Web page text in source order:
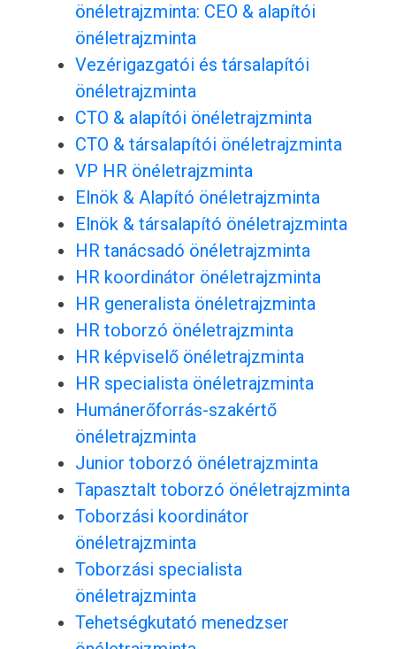
önéletrajzminta: CEO & alapítói
önéletrajzminta
Vezérigazgatói és társalapítói
önéletrajzminta
CTO & alapítói önéletrajzminta
CTO & társalapítói önéletrajzminta
VP HR önéletrajzminta
Elnök & Alapító önéletrajzminta
Elnök & társalapító önéletrajzminta
HR tanácsadó önéletrajzminta
HR koordinátor önéletrajzminta
HR generalista önéletrajzminta
HR toborzó önéletrajzminta
HR képviselő önéletrajzminta
HR specialista önéletrajzminta
Humánerőforrás-szakértő
önéletrajzminta
Junior toborzó önéletrajzminta
Tapasztalt toborzó önéletrajzminta
Toborzási koordinátor
önéletrajzminta
Toborzási specialista
önéletrajzminta
Tehetségkutató menedzser